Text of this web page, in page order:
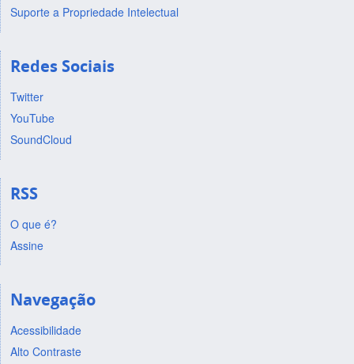
Suporte a Propriedade Intelectual
Redes Sociais
Twitter
YouTube
SoundCloud
RSS
O que é?
Assine
Navegação
Acessibilidade
Alto Contraste